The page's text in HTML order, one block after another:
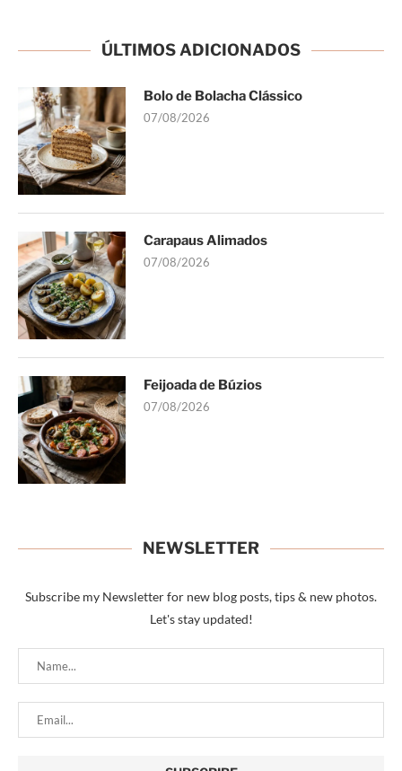
ÚLTIMOS ADICIONADOS
Bolo de Bolacha Clássico
07/08/2026
Carapaus Alimados
07/08/2026
Feijoada de Búzios
07/08/2026
NEWSLETTER
Subscribe my Newsletter for new blog posts, tips & new photos.
Let's stay updated!